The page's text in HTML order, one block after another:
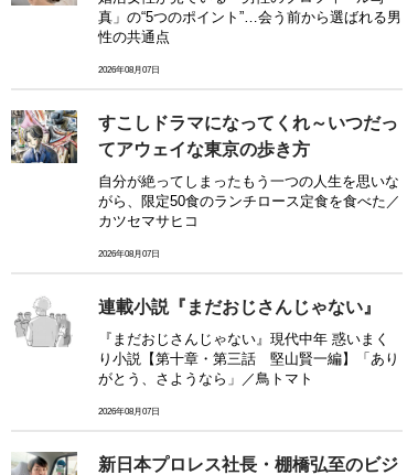
真」の“5つのポイント”…会う前から選ばれる男
性の共通点
2026年08月07日
すこしドラマになってくれ～いつだっ
てアウェイな東京の歩き方
自分が絶ってしまったもう一つの人生を思いな
がら、限定50食のランチロース定食を食べた／
カツセマサヒコ
2026年08月07日
連載小説『まだおじさんじゃない』
『まだおじさんじゃない』現代中年 惑いまく
り小説【第十章・第三話 堅山賢一編】「あり
がとう、さようなら」／鳥トマト
2026年08月07日
新日本プロレス社長・棚橋弘至のビジ